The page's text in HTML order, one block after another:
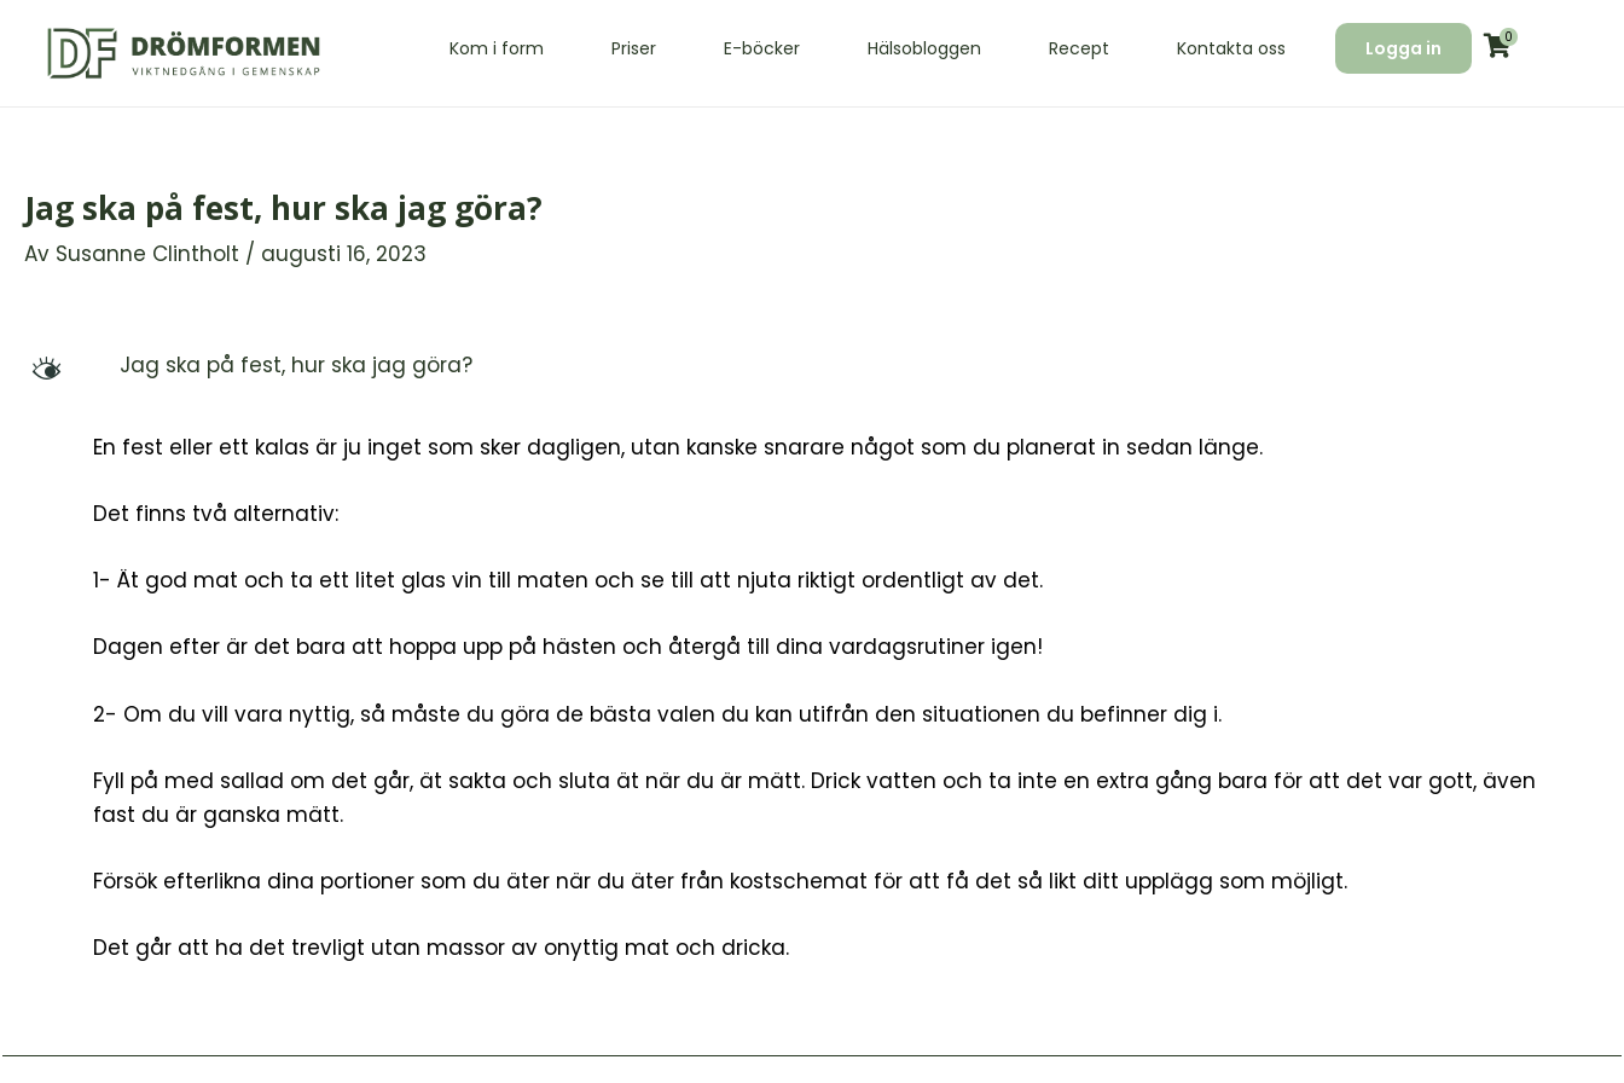
innehåll
Kom i form Priser E-böcker Hälsobloggen Recept Kontakta oss Logga in 0
Jag ska på fest, hur ska jag göra?
Av Susanne Clintholt / augusti 16, 2023
M Jag ska på fest, hur ska jag göra?
En fest eller ett kalas är ju inget som sker dagligen, utan kanske snarare något som du planerat in sedan länge.
Det finns två alternativ:
1- Ät god mat och ta ett litet glas vin till maten och se till att njuta riktigt ordentligt av det.
Dagen efter är det bara att hoppa upp på hästen och återgå till dina vardagsrutiner igen!
2- Om du vill vara nyttig, så måste du göra de bästa valen du kan utifrån den situationen du befinner dig i.
Fyll på med sallad om det går, ät sakta och sluta ät när du är mätt. Drick vatten och ta inte en extra gång bara för att det var gott, även
fast du är ganska mätt.
Försök efterlikna dina portioner som du äter när du äter från kostschemat för att få det så likt ditt upplägg som möjligt.
Det går att ha det trevligt utan massor av onyttig mat och dricka.